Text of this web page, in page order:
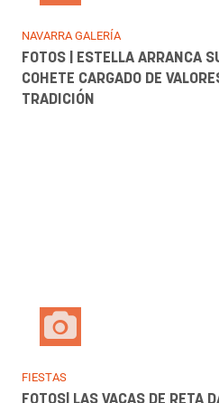
NAVARRA GALERÍA
FOTOS | ESTELLA COMIENZA
DEL BAILE DE LA ERA, UNA
LLENAR LA PLAZA DE LOS
NAVARRA GALERÍA
FOTOS | LA BAJADA DEL EGA
JÓVENES EN ESTELLA PARA